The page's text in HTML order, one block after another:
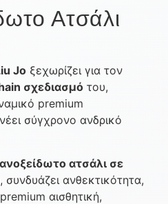
Ατσάλι
Jo ξεχωρίζει για τον
σχεδιασμό του,
premium
σύγχρονο ανδρικό
ανοξείδωτο ατσάλι σε
, συνδυάζει ανθεκτικότητα,
αισθητική,